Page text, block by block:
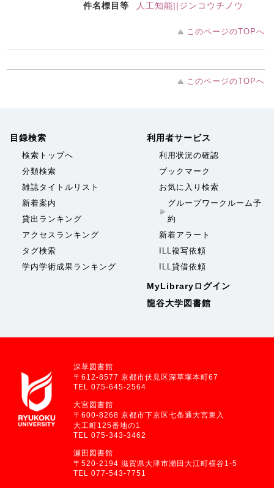
件名標目等
人工知能||ジンコウチノウ
このページのTOPへ
このページのTOPへ
目録検索
検索トップへ
分類検索
雑誌タイトルリスト
新着案内
貸出ランキング
アクセスランキング
タグ検索
学内学術成果ランキング
利用者サービス
利用状況の確認
ブックマーク
お気に入り検索
グループワークルーム予
約
新着アラート
ILL複写依頼
ILL貸借依頼
MyLibraryログイン
龍谷大学図書館
深草図書館
〒612-8577 京都市伏見区深草塚本町67
TEL 075-645-2564
大宮図書館
〒600-8268 京都市下京区七条通大宮東入
大工町125番地の1
TEL 075-343-3462
瀬田図書館
〒520-2194 滋賀県大津市瀬田大江町横谷1-5
TEL 077-543-7751